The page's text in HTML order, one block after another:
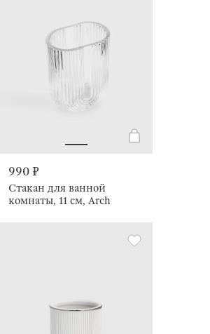
990 ₽
Стакан для ванной
комнаты, 11 см, Arch